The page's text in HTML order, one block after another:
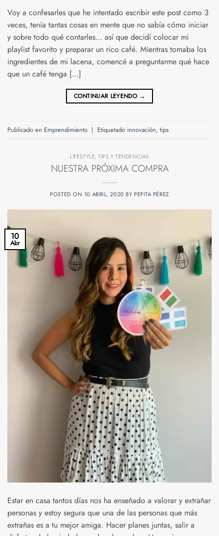
Voy a confesarles que he intentado escribir este post como 3
veces, tenía tantas cosas en mente que no sabía cómo iniciar
y sobre todo qué contarles… así que decidí colocar mi
playlist favorito y preparar un rico café. Mientras tomaba los
ingredientes de mi lacena, comencé a preguntarme qué hace
que un café tenga […]
CONTINUAR LEYENDO →
Publicado en Emprendimiento | Etiquetado innovación, tips
LIFESTYLE,TIPS Y TENDENCIAS
NUESTRA PRÓXIMA COMPRA
POSTED ON 10 ABRIL, 2020 BY PEPITA PÉREZ
10
Abr
Estar en casa tantos días nos ha enseñado a valorar y extrañar
personas y estoy segura que una de las personas que más
extrañas es a tu mejor amiga. Hacer planes juntas, salir a